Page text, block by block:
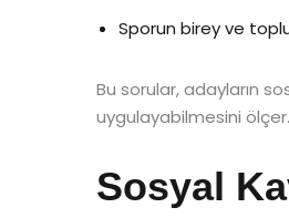
Sporun birey ve
Bu sorular, adayların
uygulayabilmesini ölçer.
Sosyal